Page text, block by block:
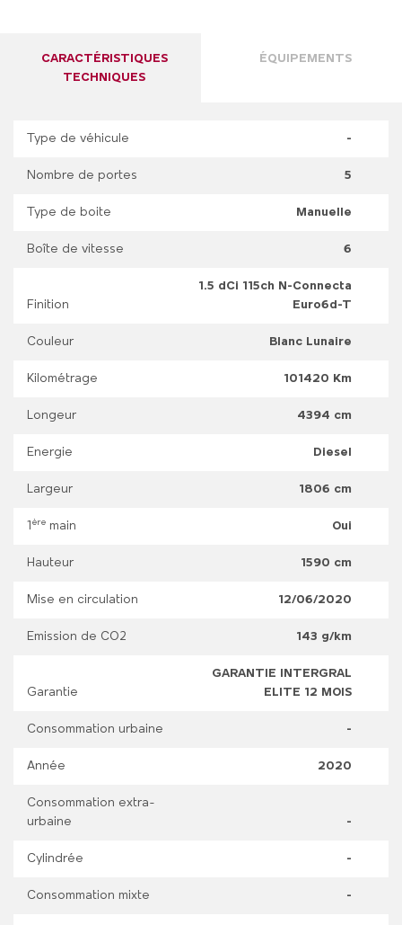
CARACTÉRISTIQUES
TECHNIQUES
ÉQUIPEMENTS
Type de véhicule -
Nombre de portes 5
Type de boite Manuelle
Boîte de vitesse 6
Finition
1.5 dCi 115ch N-Connecta
Euro6d-T
Couleur Blanc Lunaire
Kilométrage 101420 Km
Longeur 4394 cm
Energie Diesel
Largeur 1806 cm
1ère main Oui
Hauteur 1590 cm
Mise en circulation 12/06/2020
Emission de CO2 143 g/km
Garantie
GARANTIE INTERGRAL
ELITE 12 MOIS
Consommation urbaine -
Année 2020
Consommation extra-
urbaine
-
Cylindrée -
Consommation mixte -